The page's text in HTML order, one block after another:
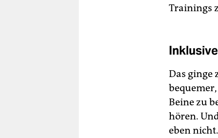
Trainings
Das ginge
Beine zu
hören.
eben